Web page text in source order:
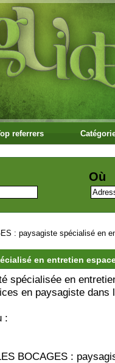
referrers
Où
: paysagiste spécialisé en
en entretien
spécialisée en
en paysagiste dans
:
BOCAGES :